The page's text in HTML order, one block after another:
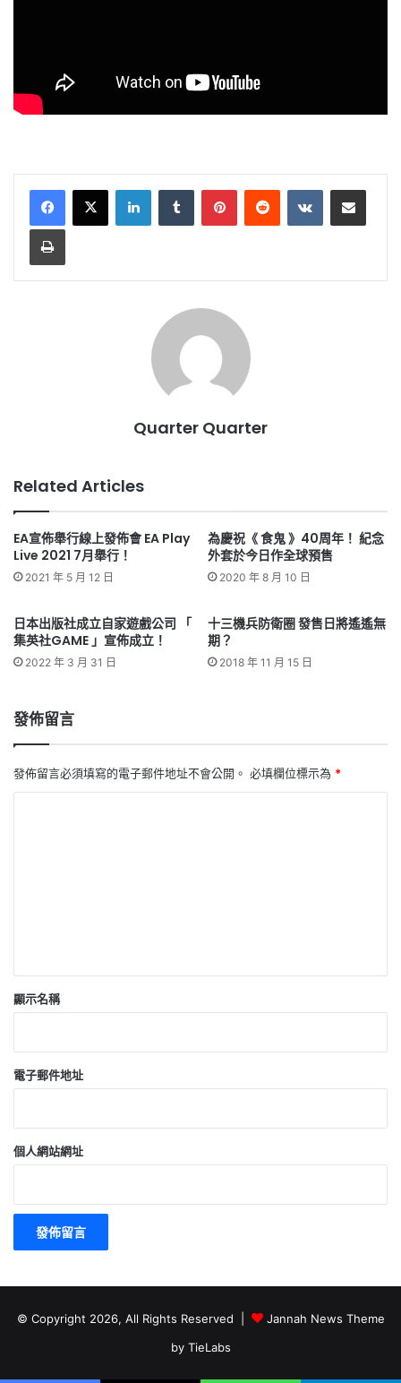
LinkedInTumblr PinterestReddit VKontakteShare via Email
Print
Quarter Quarter
Related Articles
EA宣佈舉行線上發佈會 EA Play
Live 2021 7月舉行！
2021 年 5 月 12 日
為慶祝《 食鬼 》40周年！ 紀念
外套於今日作全球預售
2020 年 8 月 10 日
日本出版社成立自家遊戲公司 「
集英社GAME 」宣佈成立！
2022 年 3 月 31 日
十三機兵防衛圈 發售日將遙遙無
期？
2018 年 11 月 15 日
發佈留言
發佈留言必須填寫的電子郵件地址不會公開。 必填欄位標示為 *
顯示名稱
電子郵件地址
個人網站網址
© Copyright 2026, All Rights Reserved |
Jannah News Theme
by TieLabs